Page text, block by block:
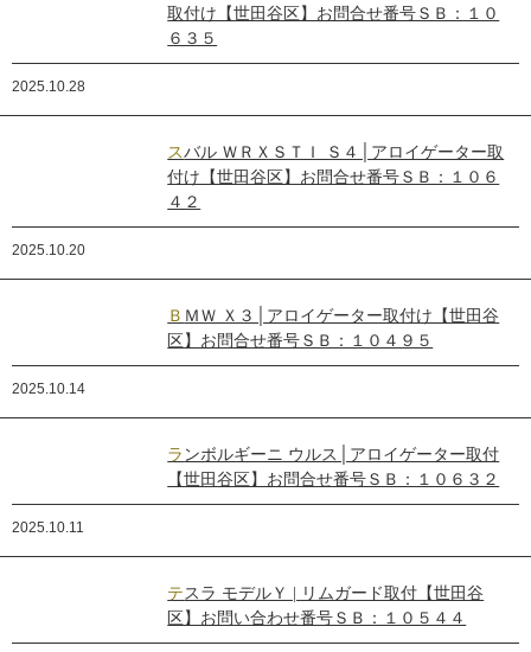
取付け【世田谷区】お問合せ番号ＳＢ：１０
６３５
2025.10.28
スバル ＷＲＸＳＴＩ Ｓ４│アロイゲーター取
付け【世田谷区】お問合せ番号ＳＢ：１０６
４２
2025.10.20
ＢＭＷ Ｘ３│アロイゲーター取付け【世田谷
区】お問合せ番号ＳＢ：１０４９５
2025.10.14
ランボルギーニ ウルス│アロイゲーター取付
【世田谷区】お問合せ番号ＳＢ：１０６３２
2025.10.11
テスラ モデルＹ | リムガード取付【世田谷
区】お問い合わせ番号ＳＢ：１０５４４